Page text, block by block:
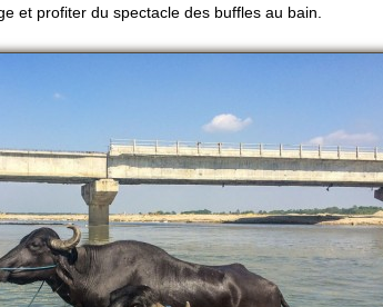
et profiter du spectacle des buffles au bain.